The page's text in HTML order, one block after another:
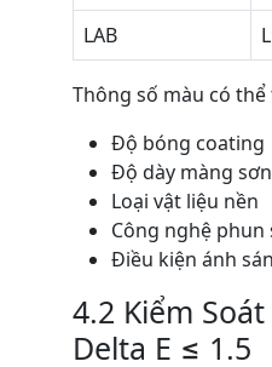
LAB
Thông số màu có
Độ bóng coating
Độ dày màng sơn
Loại vật liệu nền
Công nghệ phun
Điều kiện ánh
4.2 Kiểm
Delta E ≤ 1.5